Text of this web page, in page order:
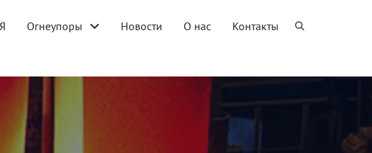
Огнеупоры Новости О нас Контакты